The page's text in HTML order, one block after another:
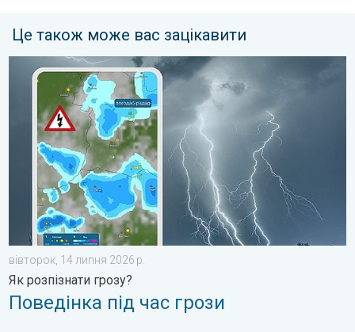
Це також може вас зацікавити
Поведінка під час грози. Як розпізнати грозу?. . .
вівторок, 14 липня 2026 р.
Як розпізнати грозу?
Поведінка під час грози